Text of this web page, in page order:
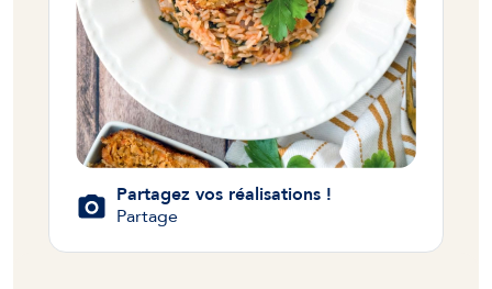
Partagez vos réalisations !
Partage